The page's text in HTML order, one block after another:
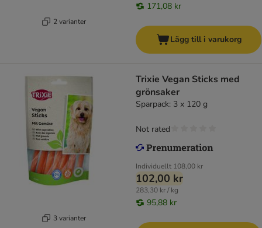
2 varianter
171,08 kr
Lägg till i varukorg
3 varianter
Trixie Vegan Sticks med
grönsaker
Sparpack: 3 x 120 g
Individuellt 108,00 kr
102,00 kr
283,30 kr / kg
95,88 kr
Not rated